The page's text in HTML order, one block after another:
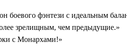
боевого фэнтези с идеальным
зрелищным, чем предыдущие.»
с Монархами!»